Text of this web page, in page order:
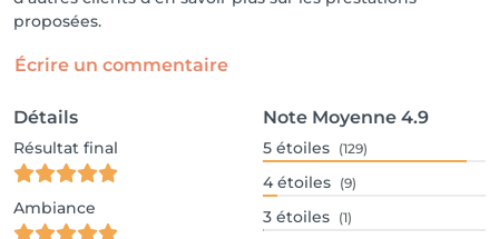
proposées.
Écrire un commentaire
Détails
Résultat final
Ambiance
Note Moyenne 4.9
5 étoiles (129)
4 étoiles (9)
3 étoiles (1)